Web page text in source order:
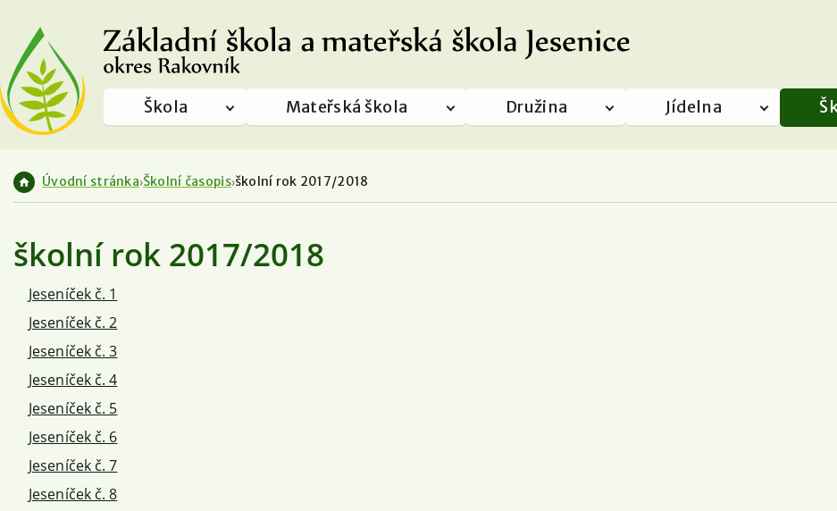
Škola Mateřská škola Družina Jídelna
Úvodní stránka Školní časopis školní rok 2017/2018
školní rok 2017/2018
Jeseníček č. 1
Jeseníček č. 2
Jeseníček č. 3
Jeseníček č. 4
Jeseníček č. 5
Jeseníček č. 6
Jeseníček č. 7
Jeseníček č. 8